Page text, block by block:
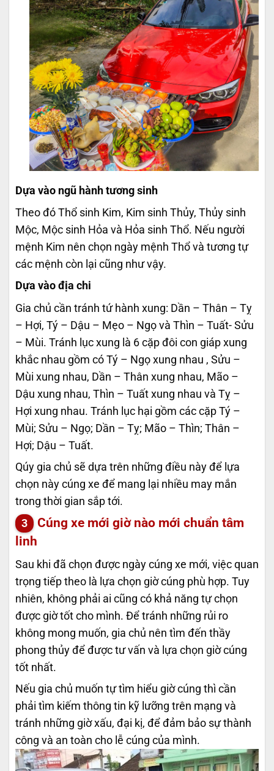
Dựa vào ngũ hành tương sinh
Theo đó Thổ sinh Kim, Kim sinh Thủy, Thủy sinh
Mộc, Mộc sinh Hỏa và Hỏa sinh Thổ. Nếu người
mệnh Kim nên chọn ngày mệnh Thổ và tương tự
các mệnh còn lại cũng như vậy.
Dựa vào địa chi
Gia chủ cần tránh tứ hành xung: Dần – Thân – Tỵ
– Hợi, Tý – Dậu – Mẹo – Ngọ và Thìn – Tuất- Sửu
– Mùi. Tránh lục xung là 6 cặp đôi con giáp xung
khắc nhau gồm có Tý – Ngọ xung nhau , Sửu –
Mùi xung nhau, Dần – Thân xung nhau, Mão –
Dậu xung nhau, Thìn – Tuất xung nhau và Tỵ –
Hợi xung nhau. Tránh lục hại gồm các cặp Tý –
Mùi; Sửu – Ngọ; Dần – Tỵ; Mão – Thìn; Thân –
Hợi; Dậu – Tuất.
Qúy gia chủ sẽ dựa trên những điều này để lựa
chọn này cúng xe để mang lại nhiều may mắn
trong thời gian sắp tới.
Cúng xe mới giờ nào mới chuẩn tâm
linh
Sau khi đã chọn được ngày cúng xe mới, việc quan
trọng tiếp theo là lựa chọn giờ cúng phù hợp. Tuy
nhiên, không phải ai cũng có khả năng tự chọn
được giờ tốt cho mình. Để tránh những rủi ro
không mong muốn, gia chủ nên tìm đến thầy
phong thủy để được tư vấn và lựa chọn giờ cúng
tốt nhất.
Nếu gia chủ muốn tự tìm hiểu giờ cúng thì cần
phải tìm kiếm thông tin kỹ lưỡng trên mạng và
tránh những giờ xấu, đại kị, để đảm bảo sự thành
công và an toàn cho lễ cúng của mình.